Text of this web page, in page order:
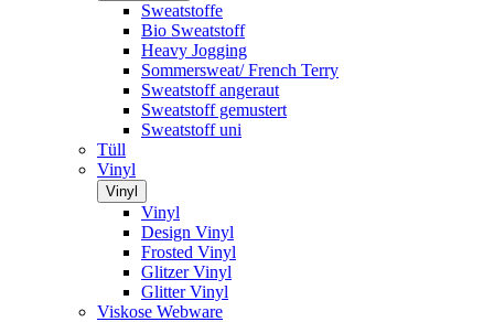
Sweatstoffe
Bio Sweatstoff
Heavy Jogging
Sommersweat/ French Terry
Sweatstoff angeraut
Sweatstoff gemustert
Sweatstoff uni
Tüll
Vinyl
Vinyl
Vinyl
Design Vinyl
Frosted Vinyl
Glitzer Vinyl
Glitter Vinyl
Viskose Webware